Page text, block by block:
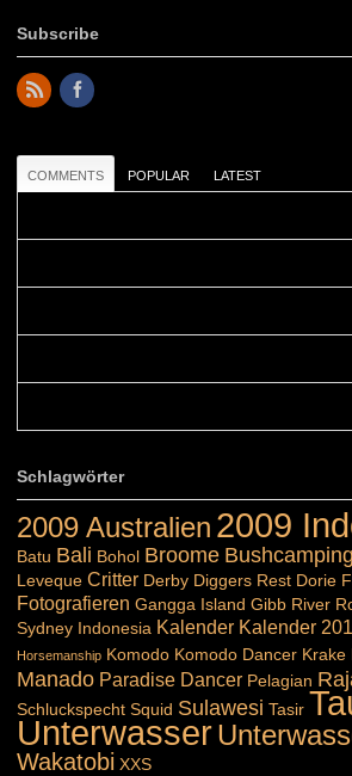
Subscribe
COMMENTS POPULAR LATEST
Schlagwörter
2009 Australien 2009
Batu Bali Bohol Broome Bushcamping
Leveque Critter Derby Diggers Rest Dorie
Fotografieren Gangga Island Gibb River
Sydney Indonesia Kalender Kalender
Horsemanship Komodo Komodo Dancer Krake
Manado Paradise Dancer Pelagian
Schluckspecht Squid Sulawesi Tasir
Unterwasser
Wakatobi XXS